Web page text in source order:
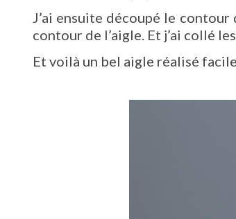
J’ai ensuite découpé le contour
contour de l’aigle. Et j’ai collé
Et voilà un bel aigle réalisé